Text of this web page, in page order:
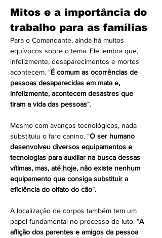
Mitos e a importância do
trabalho para as famílias
Para o Comandante, ainda há muitos
equívocos sobre o tema. Ele lembra que,
infelizmente, desaparecimentos e mortes
acontecem. “É comum as ocorrências de
pessoas desaparecidas em mata e,
infelizmente, acontecem desastres que
tiram a vida das pessoas”.
Mesmo com avanços tecnológicos, nada
substituiu o faro canino. “O ser humano
desenvolveu diversos equipamentos e
tecnologias para auxiliar na busca dessas
vítimas, mas, até hoje, não existe nenhum
equipamento que consiga substituir a
eficiência do olfato do cão”.
A localização de corpos também tem um
papel fundamental no processo de luto. “A
aflição dos parentes e amigos da pessoa